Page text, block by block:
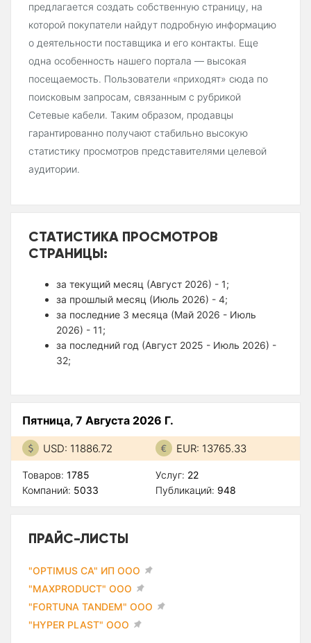
предлагается создать собственную страницу, на
которой покупатели найдут подробную информацию
о деятельности поставщика и его контакты. Еще
одна особенность нашего портала — высокая
посещаемость. Пользователи «приходят» сюда по
поисковым запросам, связанным с рубрикой
Сетевые кабели. Таким образом, продавцы
гарантированно получают стабильно высокую
статистику просмотров представителями целевой
аудитории.
СТАТИСТИКА ПРОСМОТРОВ
СТРАНИЦЫ:
за текущий месяц (Август 2026) - 1;
за прошлый месяц (Июль 2026) - 4;
за последние 3 месяца (Май 2026 - Июль
2026) - 11;
за последний год (Август 2025 - Июль 2026) -
32;
Пятница, 7 Августа 2026 Г.
USD: 11886.72 EUR: 13765.33
Товаров: 1785
Компаний: 5033
Услуг: 22
Публикаций: 948
ПРАЙС-ЛИСТЫ
"OPTIMUS CA" ИП ООО
"MAXPRODUCT" ООО
"FORTUNA TANDEM" ООО
"HYPER PLAST" ООО